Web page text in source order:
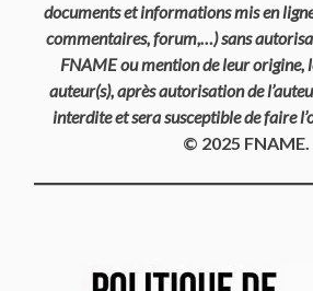
documents et informations mis en
commentaires, forum,…) sans
FNAME ou mention de leur origine,
auteur(s), après autorisation de
interdite et sera susceptible de faire
© 2025 FNAME.